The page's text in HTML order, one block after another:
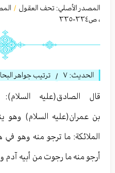
المصدر الأصلي: تحف العقول /
، ص٣٣٤-٣٣٥
الحديث: ٧ / ترتيب جواهر
قال الصادق(عليه
بن عمران(عليه السلام) وهو
الملائكة: ما ترجو منه وهو
أرجو منه ما رجوت من أبيه آدم